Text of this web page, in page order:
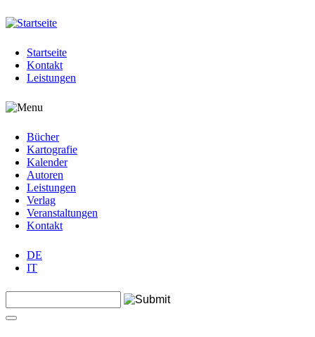
Jump to navigation
Startseite
Kontakt
Leistungen
Bücher
Kartografie
Kalender
Autoren
Leistungen
Verlag
Veranstaltungen
Kontakt
DE
IT
Suchformular